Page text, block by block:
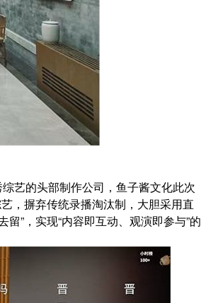
艺的头部制作公司，鱼子酱文化此次
，摒弃传统录播淘汰制，大胆采用直
”，实现“内容即互动、观演即参与”的